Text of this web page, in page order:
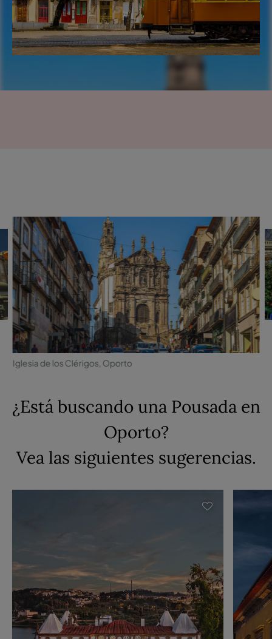
Iglesia de los Clérigos, Oporto
¿Está buscando una Pousada en
Oporto?
Vea las siguientes sugerencias.